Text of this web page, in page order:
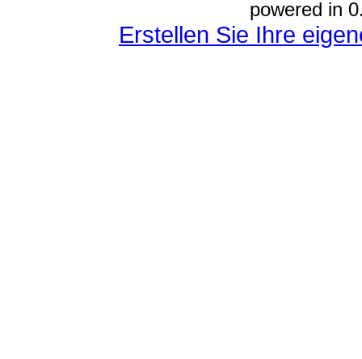
powered in
Erstellen Sie Ihre